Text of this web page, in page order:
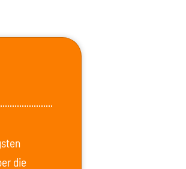
die